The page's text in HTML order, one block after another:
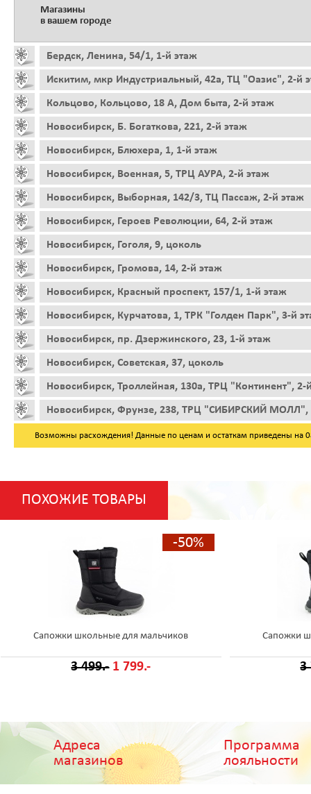
Магазины
в вашем городе
Бердск, Ленина, 54/1, 1-й этаж
Искитим, мкр Индустриальный, 42а, ТЦ "Оазис", 2-й
Кольцово, Кольцово, 18 А, Дом быта, 2-й этаж
Новосибирск, Б. Богаткова, 221, 2-й этаж
Новосибирск, Блюхера, 1, 1-й этаж
Новосибирск, Военная, 5, ТРЦ АУРА, 2-й этаж
Новосибирск, Выборная, 142/3, ТЦ Пассаж, 2-й этаж
Новосибирск, Героев Революции, 64, 2-й этаж
Новосибирск, Гоголя, 9, цоколь
Новосибирск, Громова, 14, 2-й этаж
Новосибирск, Красный проспект, 157/1, 1-й этаж
Новосибирск, Курчатова, 1, ТРК "Голден Парк", 3-й
Новосибирск, пр. Дзержинского, 23, 1-й этаж
Новосибирск, Советская, 37, цоколь
Новосибирск, Троллейная, 130а, ТРЦ "Континент", 2-
Новосибирск, Фрунзе, 238, ТРЦ "СИБИРСКИЙ МОЛЛ",
Возможны расхождения! Данные по ценам и остаткам приведены на
ПОХОЖИЕ ТОВАРЫ
-50%
Сапожки школьные для мальчиков
3 499.- 1 799.-
Сапожки
3
Адреса
магазинов
Программа
лояльности